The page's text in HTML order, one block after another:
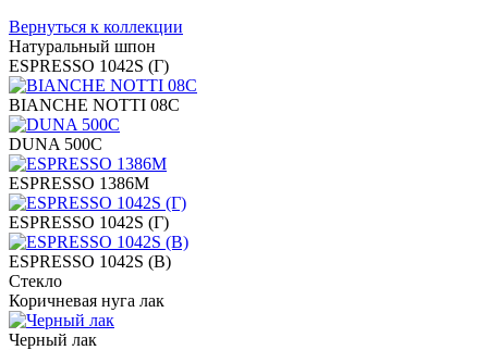
Вернуться к коллекции
Натуральный шпон
ESPRESSO 1042S (Г)
BIANCHE NOTTI 08C
DUNA 500C
ESPRESSO 1386M
ESPRESSO 1042S (Г)
ESPRESSO 1042S (В)
Стекло
Коричневая нуга лак
Черный лак